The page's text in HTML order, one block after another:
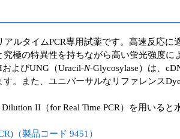
ルタイムPCR専用試薬です。高速反応に
極の特異性を持ちながら高い蛍光強度
よびUNG（Uracil-N-Glycosylase）は、
。また、ユニバーサルなリファレンス
II（for Real Time PCR）を用いる
（製品コード 9451）